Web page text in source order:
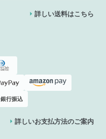
詳しい送料はこちら
銀行振込
詳しいお支払方法のご案内